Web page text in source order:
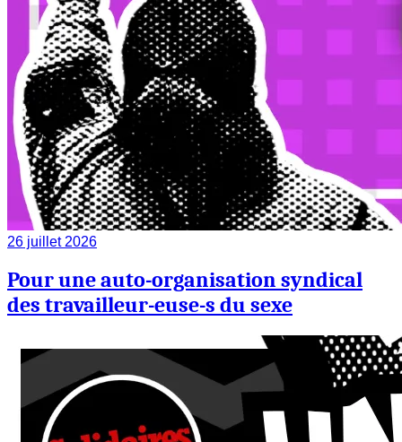
26 juillet 2026
Pour une auto-organisation syndical
des travailleur-euse-s du sexe